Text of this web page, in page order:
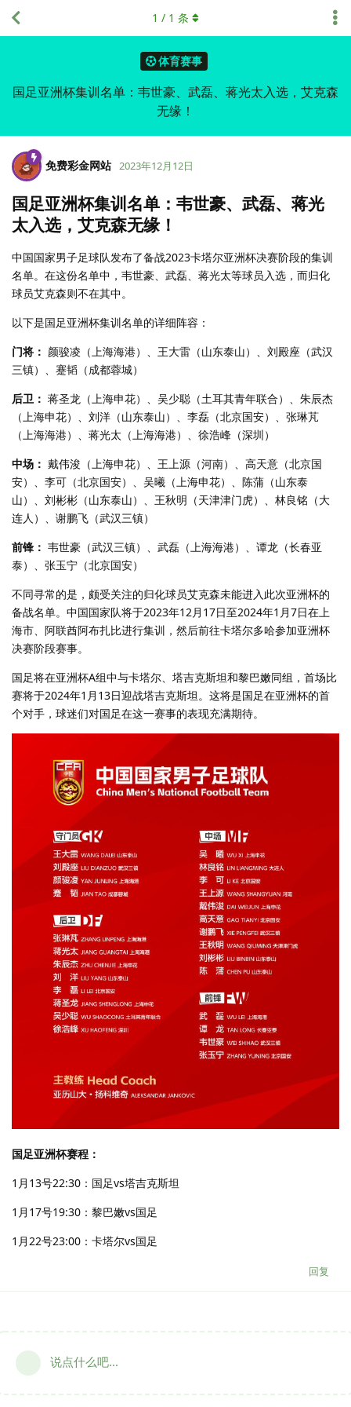
体育赛事
国足亚洲杯集训名单：韦世豪、武磊、蒋光太入选，艾克森
无缘！
1 / 1 条
免费彩金网站 2023年12月12日
国足亚洲杯集训名单：韦世豪、武磊、蒋光
太入选，艾克森无缘！
中国国家男子足球队发布了备战2023卡塔尔亚洲杯决赛阶段的集训
名单。在这份名单中，韦世豪、武磊、蒋光太等球员入选，而归化
球员艾克森则不在其中。
以下是国足亚洲杯集训名单的详细阵容：
门将： 颜骏凌（上海海港）、王大雷（山东泰山）、刘殿座（武汉
三镇）、蹇韬（成都蓉城）
后卫： 蒋圣龙（上海申花）、吴少聪（土耳其青年联合）、朱辰杰
（上海申花）、刘洋（山东泰山）、李磊（北京国安）、张琳芃
（上海海港）、蒋光太（上海海港）、徐浩峰（深圳）
中场： 戴伟浚（上海申花）、王上源（河南）、高天意（北京国
安）、李可（北京国安）、吴曦（上海申花）、陈蒲（山东泰
山）、刘彬彬（山东泰山）、王秋明（天津津门虎）、林良铭（大
连人）、谢鹏飞（武汉三镇）
前锋： 韦世豪（武汉三镇）、武磊（上海海港）、谭龙（长春亚
泰）、张玉宁（北京国安）
不同寻常的是，颇受关注的归化球员艾克森未能进入此次亚洲杯的
备战名单。中国国家队将于2023年12月17日至2024年1月7日在上
海市、阿联酋阿布扎比进行集训，然后前往卡塔尔多哈参加亚洲杯
决赛阶段赛事。
国足将在亚洲杯A组中与卡塔尔、塔吉克斯坦和黎巴嫩同组，首场比
赛将于2024年1月13日迎战塔吉克斯坦。这将是国足在亚洲杯的首
个对手，球迷们对国足在这一赛事的表现充满期待。
国足亚洲杯赛程：
1月13号22:30：国足vs塔吉克斯坦
1月17号19:30：黎巴嫩vs国足
1月22号23:00：卡塔尔vs国足
回复
说点什么吧...